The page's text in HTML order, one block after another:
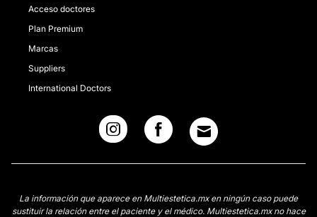
Acceso doctores
Plan Premium
Marcas
Suppliers
International Doctors
La información que aparece en Multiestetica.mx en ningún caso puede
sustituir la relación entre el paciente y el médico. Multiestetica.mx no hace